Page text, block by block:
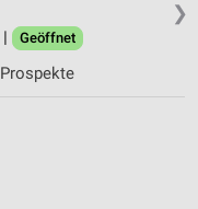
❯
Geöffnet